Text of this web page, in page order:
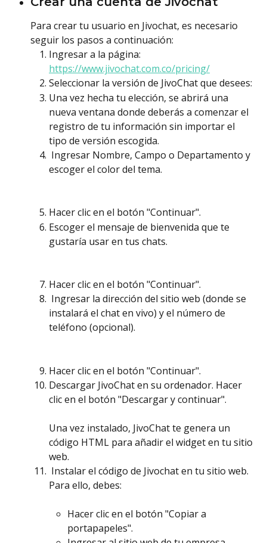
Para crear tu usuario en Jivochat, es necesario
seguir los pasos a continuación:
Ingresar a la página:
https://www.jivochat.com.co/pricing/
Seleccionar la versión de JivoChat que desees:
Una vez hecha tu elección, se abrirá una
nueva ventana donde deberás a comenzar el
registro de tu información sin importar el
tipo de versión escogida.
escoger el color del tema.
Hacer clic en el botón "Continuar".
Escoger el mensaje de bienvenida que te
gustaría usar en tus chats.
Hacer clic en el botón "Continuar".
instalará el chat en vivo) y el número de
teléfono (opcional).
Hacer clic en el botón "Continuar".
Descargar JivoChat en su ordenador. Hacer
clic en el botón "Descargar y continuar".
Una vez instalado, JivoChat te genera un
código HTML para añadir el widget en tu sitio
web.
Para ello, debes:
Hacer clic en el botón "Copiar a
portapapeles".